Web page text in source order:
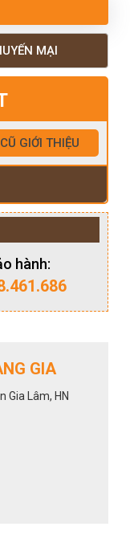
MẠI
GIỚI THIỆU
hành:
GIA
Gia Lâm, HN